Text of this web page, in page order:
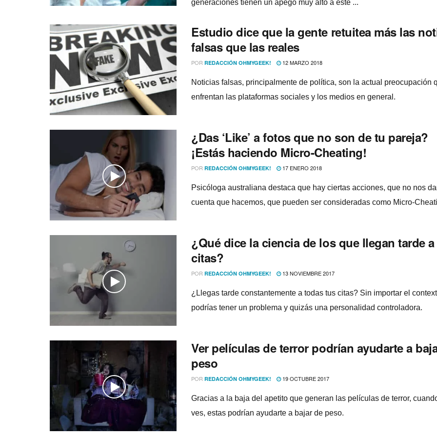
generaciones tienen un apego muy alto a este ...
Estudio dice que la gente retuitea más las
falsas que las reales
POR REDACCIÓN OHMYGEEK! 12 MARZO 2018
Noticias falsas, principalmente de polí­tica, son la actual preocupación
enfrentan las plataformas sociales y los medios en general.
¿Das ‘Like’ a fotos que no son de tu pareja?
¡Estás haciendo Micro-Cheating!
POR REDACCIÓN OHMYGEEK! 17 ENERO 2018
Psicóloga australiana destaca que hay ciertas acciones, que no nos
cuenta que hacemos, que pueden ser consideradas como Micro-
¿Qué dice la ciencia de los que llegan tarde
citas?
POR REDACCIÓN OHMYGEEK! 13 NOVIEMBRE 2017
¿Llegas tarde constantemente a todas tus citas? Sin importar el
podrí­as tener un problema y quizás una personalidad controladora.
Ver pelí­culas de terror podrí­an ayudarte a
peso
POR REDACCIÓN OHMYGEEK! 19 OCTUBRE 2017
Gracias a la baja del apetito que generan las pelí­culas de terror,
ves, estas podrí­an ayudarte a bajar de peso.